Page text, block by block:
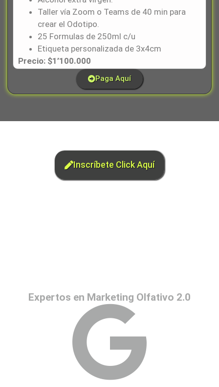
Taller vía Zoom o Teams de 40 min para
crear el Odotipo.
25 Formulas de 250ml c/u
Etiqueta personalizada de 3x4cm
Precio: $1’100.000
Paga Aquí
Inscríbete Click Aquí
Expertos en Marketing Olfativo 2.0